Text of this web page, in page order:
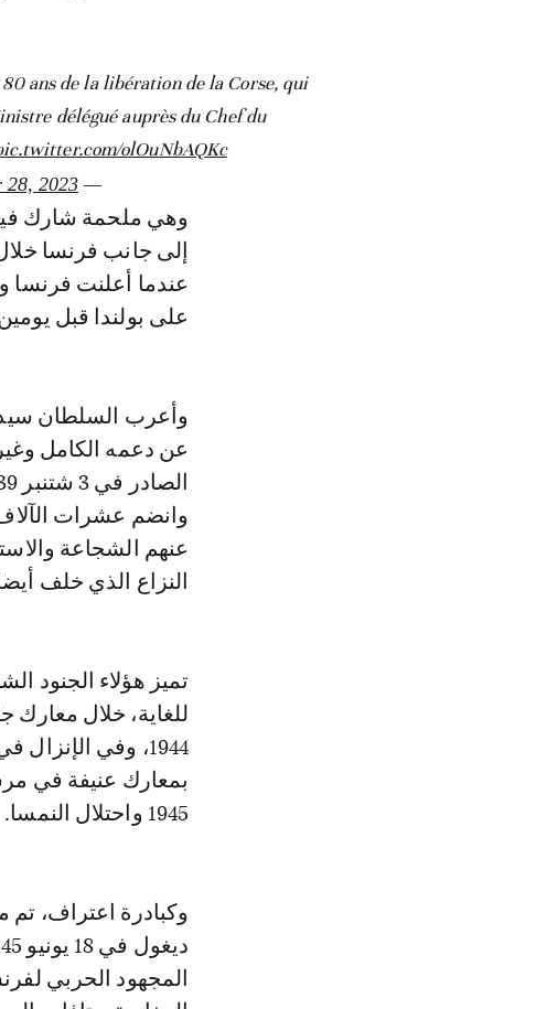
ans de la libération de la Corse, qui
délégué auprès du Chef du
olOuNbAQKc
— La France au Maroc 🇫🇷🇪🇺 (@AmbaFranceMaroc)
28, 2023
عندما أعلنت فرنسا
على بولندا قبل
وأعرب السلطان
عن دعمه الكامل
وانضم عشرات
النزاع الذي خلف
تميز هؤلاء الجنود
للغاية، خلال معارك
بمعارك عنيفة في
1945 واحتلال النمسا.
وكبادرة اعتراف،
المجهود الحربي